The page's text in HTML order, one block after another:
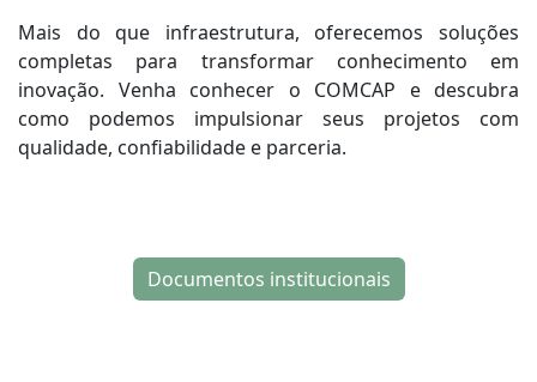
Mais do que infraestrutura, oferecemos soluções
completas para transformar conhecimento em
inovação. Venha conhecer o COMCAP e descubra
como podemos impulsionar seus projetos com
qualidade, confiabilidade e parceria.
Documentos institucionais